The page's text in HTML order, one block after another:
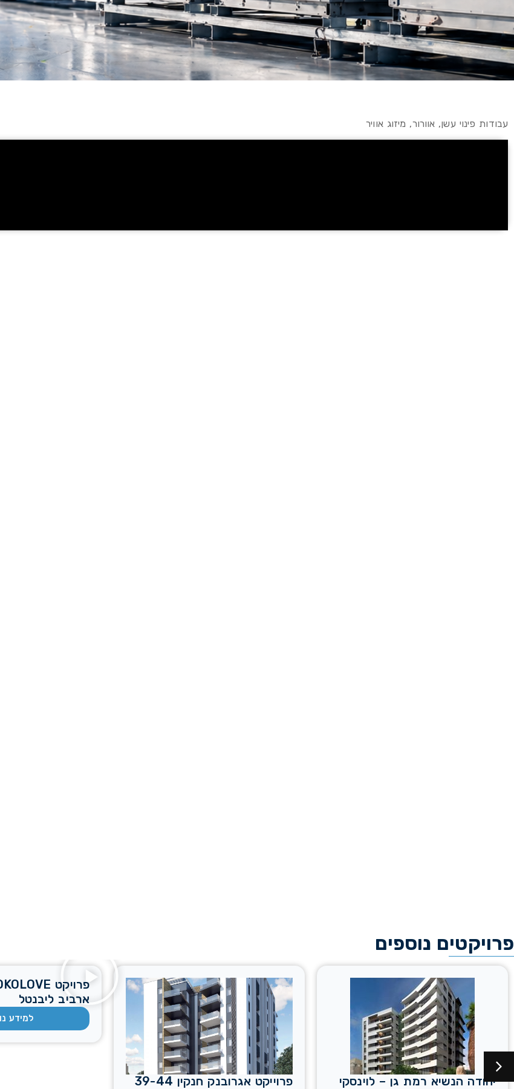
עבודות פינוי עשן, אוורור, מיזוג אוויר
פרויקטים נוספים
יהודה הנשיא רמת גן – לוינסקי
פרוייקט אגרובנק חנקין 39-44
ארביב ליבנטל
למידע